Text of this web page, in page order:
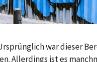
war dieser
ist es